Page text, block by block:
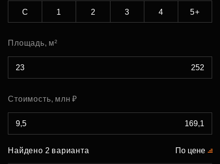
С 1 2 3 4 5+
Площадь, м²
Стоимость, млн ₽
Найдено 2 варианта По цене